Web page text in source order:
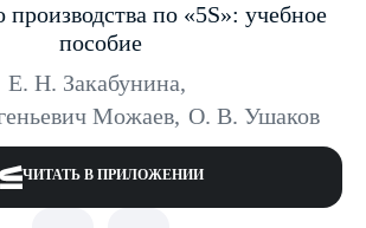
производства по «5S»: учебное
пособие
Е. Н. Закабунина,
Можаев, О. В. Ушаков
ЧИТАТЬ В ПРИЛОЖЕНИИ